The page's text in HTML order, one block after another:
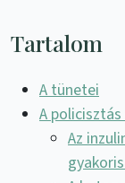
Tartalom
A tünetei
A
Az